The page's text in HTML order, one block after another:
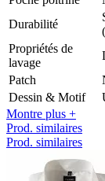
Durabilité
Propriétés de
lavage
Patch
Dessin & Motif
Montre plus +
Prod. similaires
Prod. similaires